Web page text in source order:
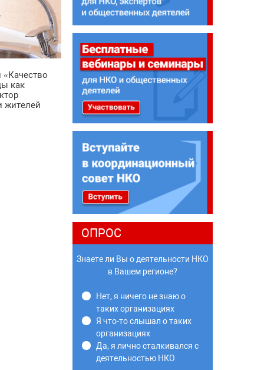
«Качество
как
жителей
ОПРОС
Знаете ли Вы о деятельности НКО
в Вашем регионе?
Нет, я ничего не знаю о
таких организациях
Я что-то слышал о таких
организациях
Да, я лично сталкивался с
деятельностью НКО